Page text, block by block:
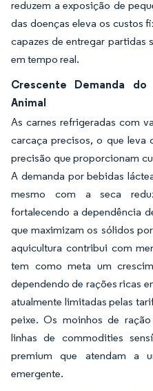
reduzem a exposição de
das doenças eleva os custos
capazes de entregar partidas
em tempo real.
Crescente Demanda
Animal
As carnes refrigeradas com
carcaça precisos, o que leva
precisão que proporcionam
A demanda por bebidas
mesmo com a seca
fortalecendo a dependência
que maximizam os sólidos
aquicultura contribui com
tem como meta um
dependendo de rações ricas
atualmente limitadas pelas
peixe. Os moinhos de
linhas de commodities
premium que atendam a
emergente.